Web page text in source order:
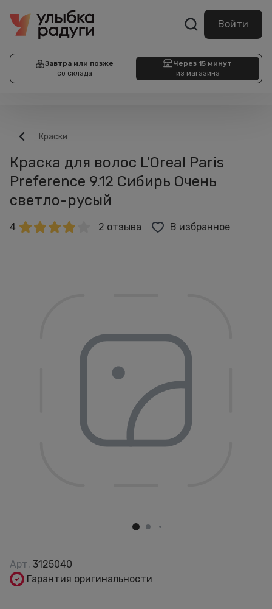
Войти
Завтра или позже
со склада
Через 15 минут
из магазина
Краски
Краска для волос L'Oreal Paris
Preference 9.12 Сибирь Очень
светло-русый
4 2 отзыва В избранное
Арт. 3125040
Гарантия оригинальности